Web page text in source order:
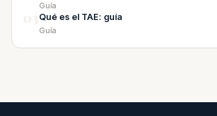
Guía
Qué es el TAE: guía
Guía